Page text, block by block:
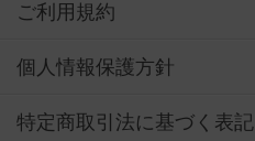
ご利用規約
個人情報保護方針
特定商取引法に基づく表記